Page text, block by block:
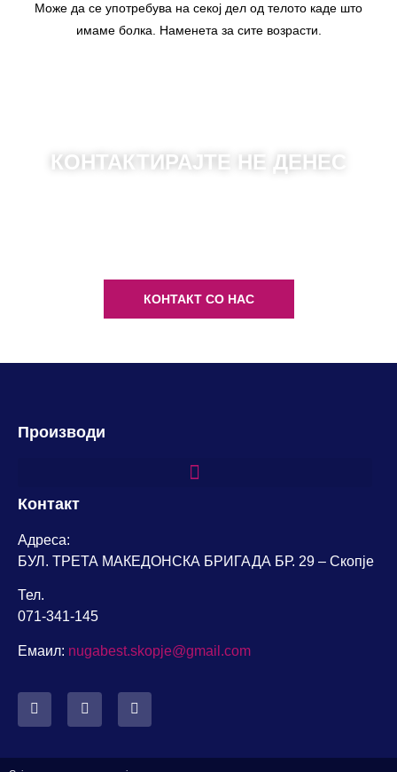
Може да се употребува на секој дел од телото каде што
имаме болка. Наменета за сите возрасти.
КОНТАКТИРАЈТЕ НЕ ДЕНЕС
КОНТАКТ СО НАС
Производи
Контакт
Адреса:
БУЛ. ТРЕТА МАКЕДОНСКА БРИГАДА БР. 29 – Скопје
Тел.
071-341-145
Емаил: nugabest.skopje@gmail.com